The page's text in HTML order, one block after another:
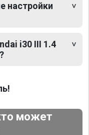
настройки
i30 III 1.4
может